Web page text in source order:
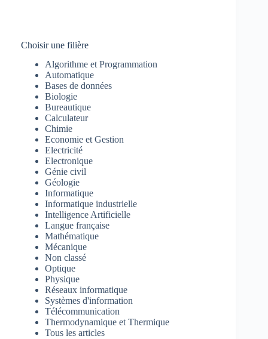
Choisir une filière
Algorithme et Programmation
Automatique
Bases de données
Biologie
Bureautique
Calculateur
Chimie
Economie et Gestion
Electricité
Electronique
Génie civil
Géologie
Informatique
Informatique industrielle
Intelligence Artificielle
Langue française
Mathématique
Mécanique
Non classé
Optique
Physique
Réseaux informatique
Systèmes d'information
Télécommunication
Thermodynamique et Thermique
Tous les articles